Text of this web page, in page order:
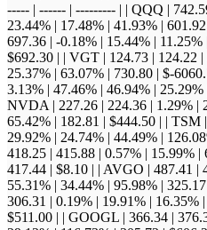
----- | ------ | --------- | | QQQ |
23.44% | 17.48% | 41.93% |
697.36 | -0.18% | 15.44% |
$692.30 | | VGT | 124.73 | 124.22
25.37% | 63.07% | 730.80 | $-
3.13% | 47.46% | 46.94% |
NVDA | 227.26 | 224.36 | 1.29% |
65.42% | 182.81 | $444.50 | | TSM
29.92% | 24.74% | 44.49% |
418.25 | 415.88 | 0.57% | 15.99% |
417.44 | $8.10 | | AVGO | 487.41 |
55.31% | 34.44% | 95.98% |
306.31 | 0.19% | 19.91% | 16.35%
$511.00 | | GOOGL | 366.34 |